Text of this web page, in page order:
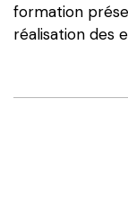
formation
réalisation des